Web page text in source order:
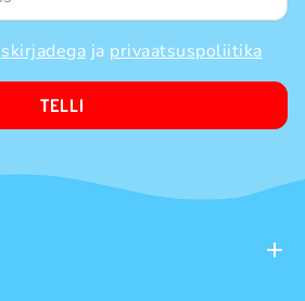
ja privaatsuspoliitika
TELLI